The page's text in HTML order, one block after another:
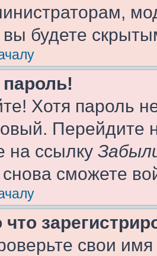
будете
Хотя пароль
Перейдите
на ссылку
сможете
что
свои